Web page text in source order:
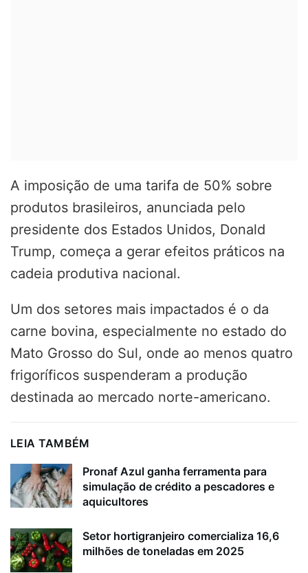
A imposição de uma tarifa de 50% sobre
produtos brasileiros, anunciada pelo
presidente dos Estados Unidos, Donald
Trump, começa a gerar efeitos práticos na
cadeia produtiva nacional.
Um dos setores mais impactados é o da
carne bovina, especialmente no estado do
Mato Grosso do Sul, onde ao menos quatro
frigoríficos suspenderam a produção
destinada ao mercado norte-americano.
LEIA TAMBÉM
Pronaf Azul ganha ferramenta para
simulação de crédito a pescadores e
aquicultores
Setor hortigranjeiro comercializa 16,6
milhões de toneladas em 2025